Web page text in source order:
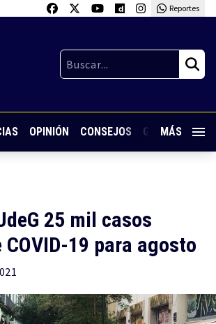
Reportes
OPINIÓN CONSEJOS GUARDIA
MÁS
25 mil casos
19 para agosto